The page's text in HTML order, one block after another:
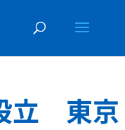
立 東京